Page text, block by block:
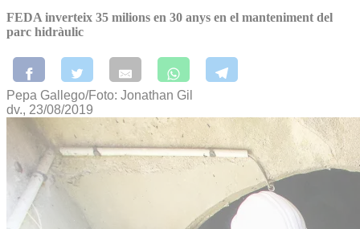
FEDA inverteix 35 milions en 30 anys en el manteniment del
parc hidràulic
Pepa Gallego/Foto: Jonathan Gil
dv., 23/08/2019